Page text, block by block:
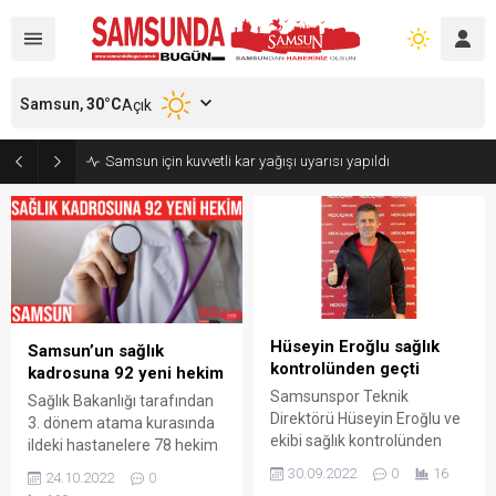
Samsun için kuvvetli kar yağışı uyarısı yapıldı
Samsun,30°CAçık
Samsun’un sağlık
kadrosuna 92 yeni hekim
Sağlık Bakanlığı tarafından
3. dönem atama kurasında
ildeki hastanelere 78 hekim
hizmet yükümlülüğü
24.10.2022
0
Hüseyin Eroğlu sağlık
kontrolünden geçti
Samsunspor Teknik
Direktörü Hüseyin Eroğlu ve
ekibi sağlık kontrolünden
geçti. Teknik direktör
Hüseyin Eroğlu, yardımcı
30.09.2022 0 16